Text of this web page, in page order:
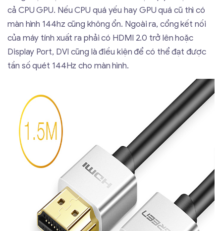
cả CPU GPU. Nếu CPU quá yếu hay GPU quá cũ thì có
màn hình 144hz cũng không ổn. Ngoài ra, cổng kết nối
của máy tính xuất ra phải có HDMI 2.0 trở lên hoặc
Display Port, DVI cũng là điều kiện để có thể đạt được
tần số quét 144Hz cho màn hình.